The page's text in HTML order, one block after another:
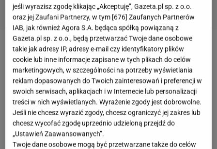
Chia to nasiona szałwii hiszpańskiej. Zawierają dużo
błonnika, białka oraz kwasów tłuszczowych omega-
3. Korzystnie wpływają na pracę układu trawiennego
oraz układu krążenia. Są łatwo dostępne, bo można
je kupić w supermarketach, drogeriach oraz
sklepach zezdrowążywnością. Mają neutralny
smak, więc doskonale komponują się z każdym
jeśli wyrazisz zgodę klikając „Akceptuję”, Gazeta.pl sp. z o.o.
oraz jej Zaufani Partnerzy, w tym [676] Zaufanych Partnerów
IAB, jak również Agora S.A. będąca spółką powiązaną z
Gazeta.pl sp. z o.o., będą przetwarzać Twoje dane osobowe
takie jak adresy IP, adresy e-mail czy identyfikatory plików
cookie lub inne informacje zapisane w tych plikach do celów
marketingowych, w szczególności na potrzeby wyświetlania
reklam dopasowanych do Twoich zainteresowań i preferencji w
swoich serwisach, aplikacjach i w Internecie lub personalizacji
treści w nich wyświetlanych. Wyrażenie zgody jest dobrowolne.
Jeśli nie chcesz wyrazić zgody, chcesz ograniczyć jej zakres lub
chcesz wycofać zgodę uprzednio udzieloną przejdź do
„Ustawień Zaawansowanych”.
Twoje dane osobowe mogą być przetwarzane także do celów